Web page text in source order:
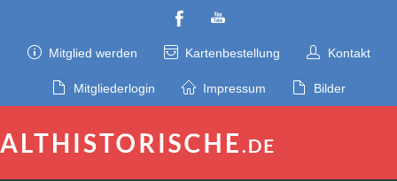
Mitglied werden Kartenbestellung Kontakt
Mitgliederlogin Impressum Bilder